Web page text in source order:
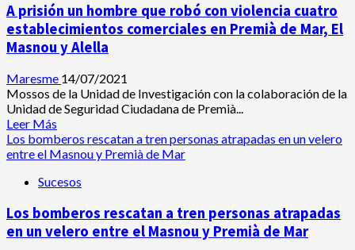
Premià
de
Mar
y
otro
en
Badalona
por
un
centenar
de
estafas
por
internet
A prisión un hombre que robó con violencia cuatro
establecimientos comerciales en Premià de Mar, El
Masnou y Alella
Maresme 14/07/2021
Mossos de la Unidad de Investigación con la colaboración de la
Unidad de Seguridad Ciudadana de Premià...
Leer Más
más
acerca
A
un
hombre
Los bomberos rescatan a tren personas atrapadas en un velero
entre el Masnou y Premià de Mar
Sucesos
Los bomberos rescatan a tren personas atrapadas
en un velero entre el Masnou y Premià de Mar